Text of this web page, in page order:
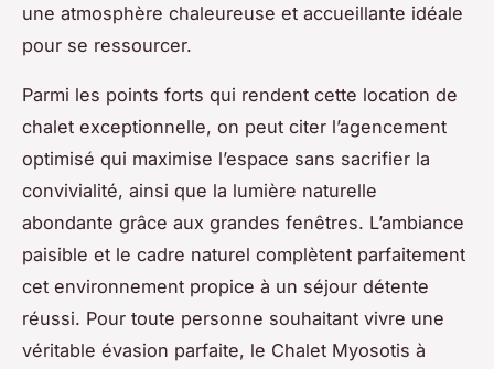
une atmosphère chaleureuse et accueillante idéale
pour se ressourcer.
Parmi les points forts qui rendent cette location de
chalet exceptionnelle, on peut citer l’agencement
optimisé qui maximise l’espace sans sacrifier la
convivialité, ainsi que la lumière naturelle
abondante grâce aux grandes fenêtres. L’ambiance
paisible et le cadre naturel complètent parfaitement
cet environnement propice à un séjour détente
réussi. Pour toute personne souhaitant vivre une
véritable évasion parfaite, le Chalet Myosotis à